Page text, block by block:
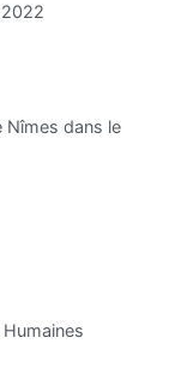
Nîmes dans le